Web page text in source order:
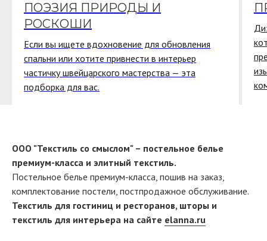
ПОЭЗИЯ ПРИРОДЫ И
РОСКОШИ
Если вы ищете вдохновение для обновления
спальни или хотите привнести в интерьер
частичку швейцарского мастерства — эта
подборка для вас.
ООО "Текстиль со смыслом" – постельное белье
премиум-класса и элитный текстиль.
Постельное белье премиум-класса, пошив на заказ,
комплектование постели, постпродажное обслуживание.
Текстиль для гостиниц и ресторанов, шторы и
текстиль для интерьера на сайте elanna.ru